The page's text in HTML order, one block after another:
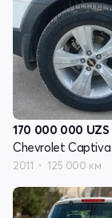
170 000 000 UZS
2011 125 000 км